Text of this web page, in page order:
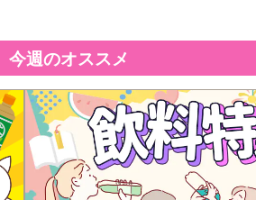
こぼれにくい飲み口になっていて、小さな
インです。
普段使いから、レジャー、スポーツ、アウ
躍！
柄の違う3色で、キュートなキャラクター
ットです♪
直飲みタイプで飲みやすい☆
今週のオススメ